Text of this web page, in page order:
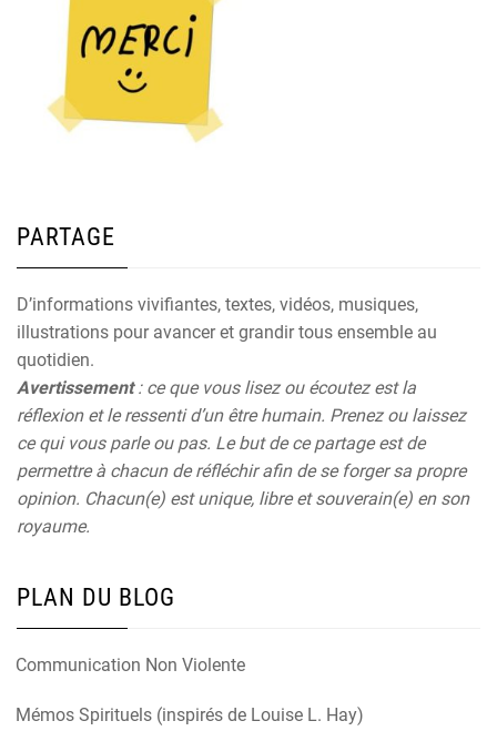
PARTAGE
D’informations vivifiantes, textes, vidéos, musiques,
illustrations pour avancer et grandir tous ensemble au
quotidien.
Avertissement: ce que vous lisez ou écoutez est la
réflexion et le ressenti d’un être humain. Prenez ou laissez
ce qui vous parle ou pas. Le but de ce partage est de
permettre à chacun de réfléchir afin de se forger sa propre
opinion. Chacun(e) est unique, libre et souverain(e) en son
royaume.
PLAN DU BLOG
Communication Non Violente
Mémos Spirituels (inspirés de Louise L. Hay)